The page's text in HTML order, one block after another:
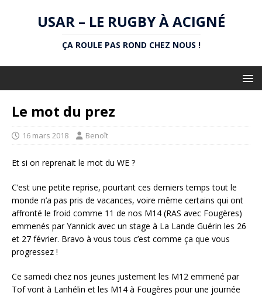
USAR – LE RUGBY À ACIGNÉ
ÇA ROULE PAS ROND CHEZ NOUS !
Le mot du prez
16 mars 2018 Benoît
Et si on reprenait le mot du WE ?
C’est une petite reprise, pourtant ces derniers temps tout le
monde n’a pas pris de vacances, voire même certains qui ont
affronté le froid comme 11 de nos M14 (RAS avec Fougères)
emmenés par Yannick avec un stage à La Lande Guérin les 26
et 27 février. Bravo à vous tous c’est comme ça que vous
progressez !
Ce samedi chez nos jeunes justement les M12 emmené par
Tof vont à Lanhélin et les M14 à Fougères pour une journée